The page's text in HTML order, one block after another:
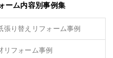
ーム内容別事例集
り替えリフォーム事例
リフォーム事例